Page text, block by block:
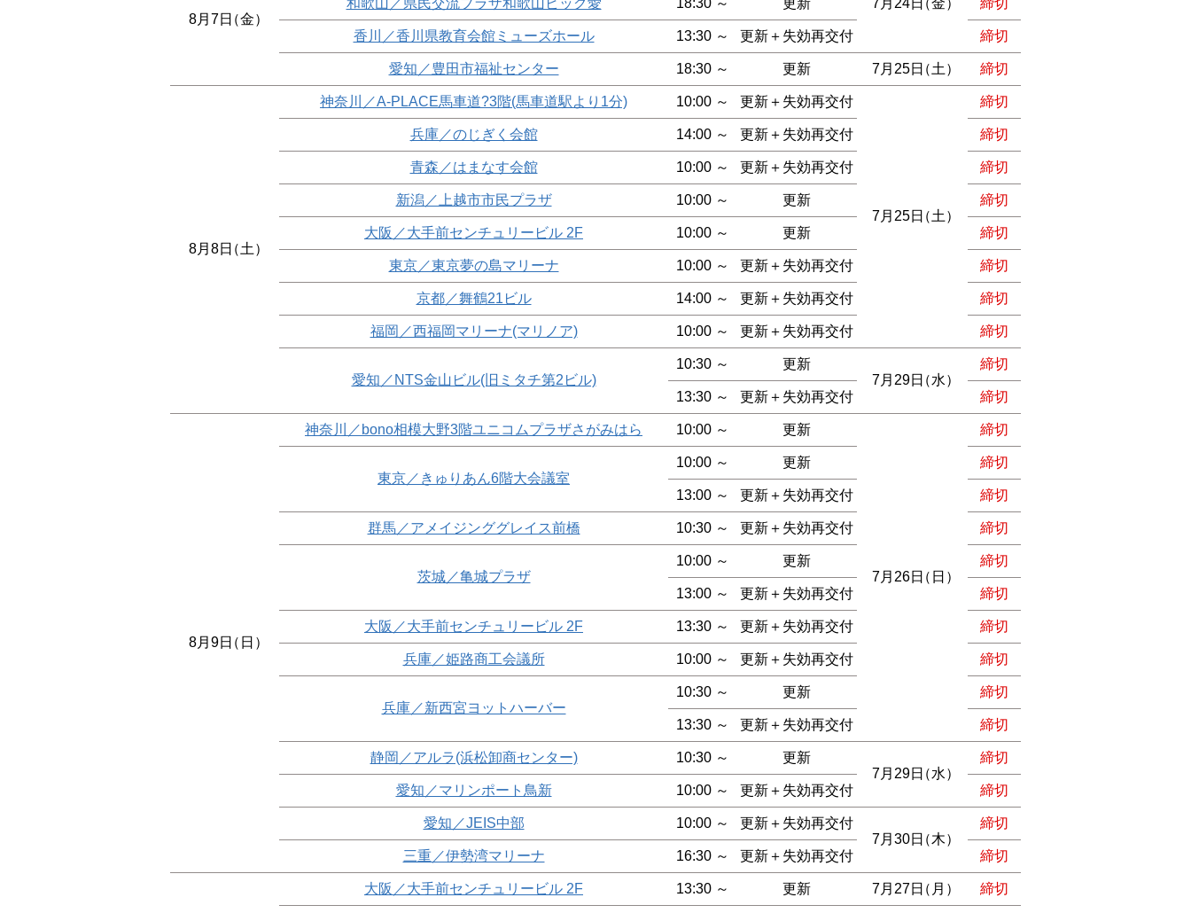
8月7日（金）
7月24日（金）
和歌山／県民交流プラザ和歌山ビッグ愛 18:30 ～ 更新 締切
香川／香川県教育会館ミューズホール 13:30 ～ 更新＋失効再交付 締切
愛知／豊田市福祉センター 18:30 ～ 更新 7月25日（土） 締切
8月8日（土）
神奈川／A-PLACE馬車道?3階(馬車道駅より1分) 10:00 ～ 更新＋失効再交付
7月25日（土）
締切
兵庫／のじぎく会館 14:00 ～ 更新＋失効再交付 締切
青森／はまなす会館 10:00 ～ 更新＋失効再交付 締切
新潟／上越市市民プラザ 10:00 ～ 更新 締切
大阪／大手前センチュリービル 2F 10:00 ～ 更新 締切
東京／東京夢の島マリーナ 10:00 ～ 更新＋失効再交付 締切
京都／舞鶴21ビル 14:00 ～ 更新＋失効再交付 締切
福岡／西福岡マリーナ(マリノア) 10:00 ～ 更新＋失効再交付 締切
愛知／NTS金山ビル(旧ミタチ第2ビル)
10:30 ～
更新
7月29日（水）
締切
13:30 ～ 更新＋失効再交付 締切
8月9日（日）
神奈川／bono相模大野3階ユニコムプラザさがみはら 10:00 ～ 更新
7月26日（日）
締切
東京／きゅりあん6階大会議室
10:00 ～ 更新 締切
13:00 ～ 更新＋失効再交付 締切
群馬／アメイジンググレイス前橋 10:30 ～ 更新＋失効再交付 締切
茨城／亀城プラザ
10:00 ～ 更新 締切
13:00 ～ 更新＋失効再交付 締切
大阪／大手前センチュリービル 2F 13:30 ～ 更新＋失効再交付 締切
兵庫／姫路商工会議所 10:00 ～ 更新＋失効再交付 締切
兵庫／新西宮ヨットハーバー
10:30 ～ 更新 締切
13:30 ～ 更新＋失効再交付 締切
静岡／アルラ(浜松卸商センター) 10:30 ～
更新
7月29日（水）
締切
愛知／マリンポート鳥新 10:00 ～ 更新＋失効再交付 締切
愛知／JEIS中部 10:00 ～
更新＋失効再交付
7月30日（木）
締切
三重／伊勢湾マリーナ 16:30 ～ 更新＋失効再交付 締切
大阪／大手前センチュリービル 2F 13:30 ～ 更新 7月27日（月） 締切